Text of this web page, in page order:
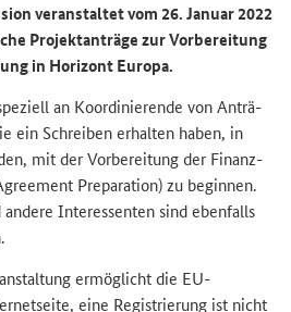
ver­an­stal­tet vom 26. Ja­nu­ar 2022
Pro­jekt­an­trä­ge zur Vor­be­rei­tung
in Ho­ri­zont Eu­ro­pa.
an Ko­or­di­nie­ren­de von An­trä­
ein Schrei­ben er­hal­ten haben, in
mit der Vor­be­rei­tung der Fi­nanz­
Preparation) zu be­gin­nen.
In­ter­es­sen­ten sind eben­falls
er­mög­licht die EU-​
eine Re­gis­trie­rung ist nicht